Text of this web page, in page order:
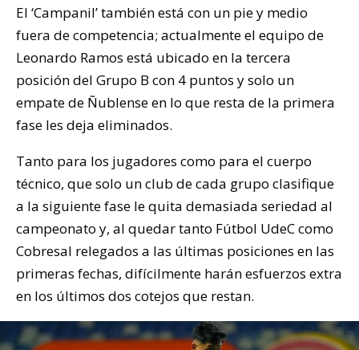
El ‘Campanil’ también está con un pie y medio
fuera de competencia; actualmente el equipo de
Leonardo Ramos está ubicado en la tercera
posición del Grupo B con 4 puntos y solo un
empate de Ñublense en lo que resta de la primera
fase les deja eliminados.
Tanto para los jugadores como para el cuerpo
técnico, que solo un club de cada grupo clasifique
a la siguiente fase le quita demasiada seriedad al
campeonato y, al quedar tanto Fútbol UdeC como
Cobresal relegados a las últimas posiciones en las
primeras fechas, difícilmente harán esfuerzos extra
en los últimos dos cotejos que restan.